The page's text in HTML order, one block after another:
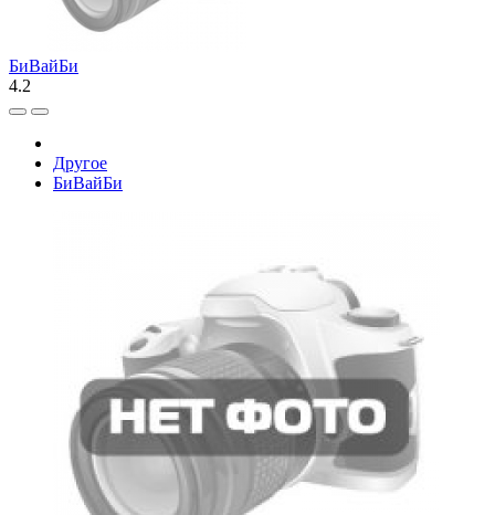
БиВайБи
4.2
Другое
БиВайБи